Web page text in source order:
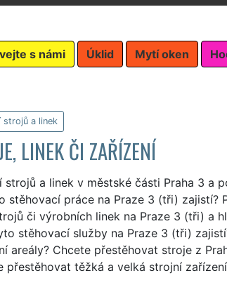
s námi Úklid Mytí oken
strojů a linek
LINEK ČI ZAŘÍZENÍ
a linek v městské části Praha 3 a
stěhovací práce na Praze 3 (tři) zajistí?
či výrobních linek na Praze 3 (tři) a
stěhovací služby na Praze 3 (tři)
areály? Chcete přestěhovat stroje z
přestěhovat těžká a velká strojní